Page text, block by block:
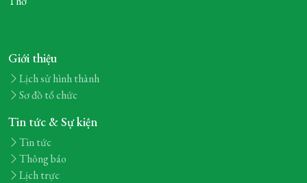
Giới thiệu
Lịch sử hình thành
Sơ đồ tổ chức
Tin tức & Sự kiện
Tin tức
Thông báo
Lịch trực